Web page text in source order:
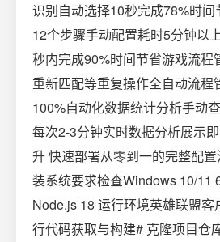
识别自动选择10秒完成78%时
12个步骤手动配置耗时5分钟以
秒内完成90%时间节省游戏流程
重新匹配等重复操作全自动流程
100%自动化数据统计分析手动
每次2-3分钟实时数据分析展示
升️ 快速部署从零到一的完整配
装系统要求检查Windows 10/11
Node.js 18 运行环境英雄联盟
行代码获取与构建# 克隆项目仓